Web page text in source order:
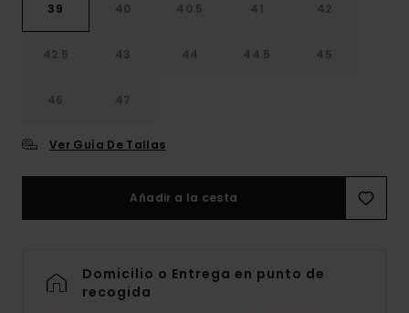
39 40 40.5 41 42
42.5 43 44 44.5 45
46 47
Ver Guía De Tallas
Añadir a la cesta
Domicilio o Entrega en punto de
recogida